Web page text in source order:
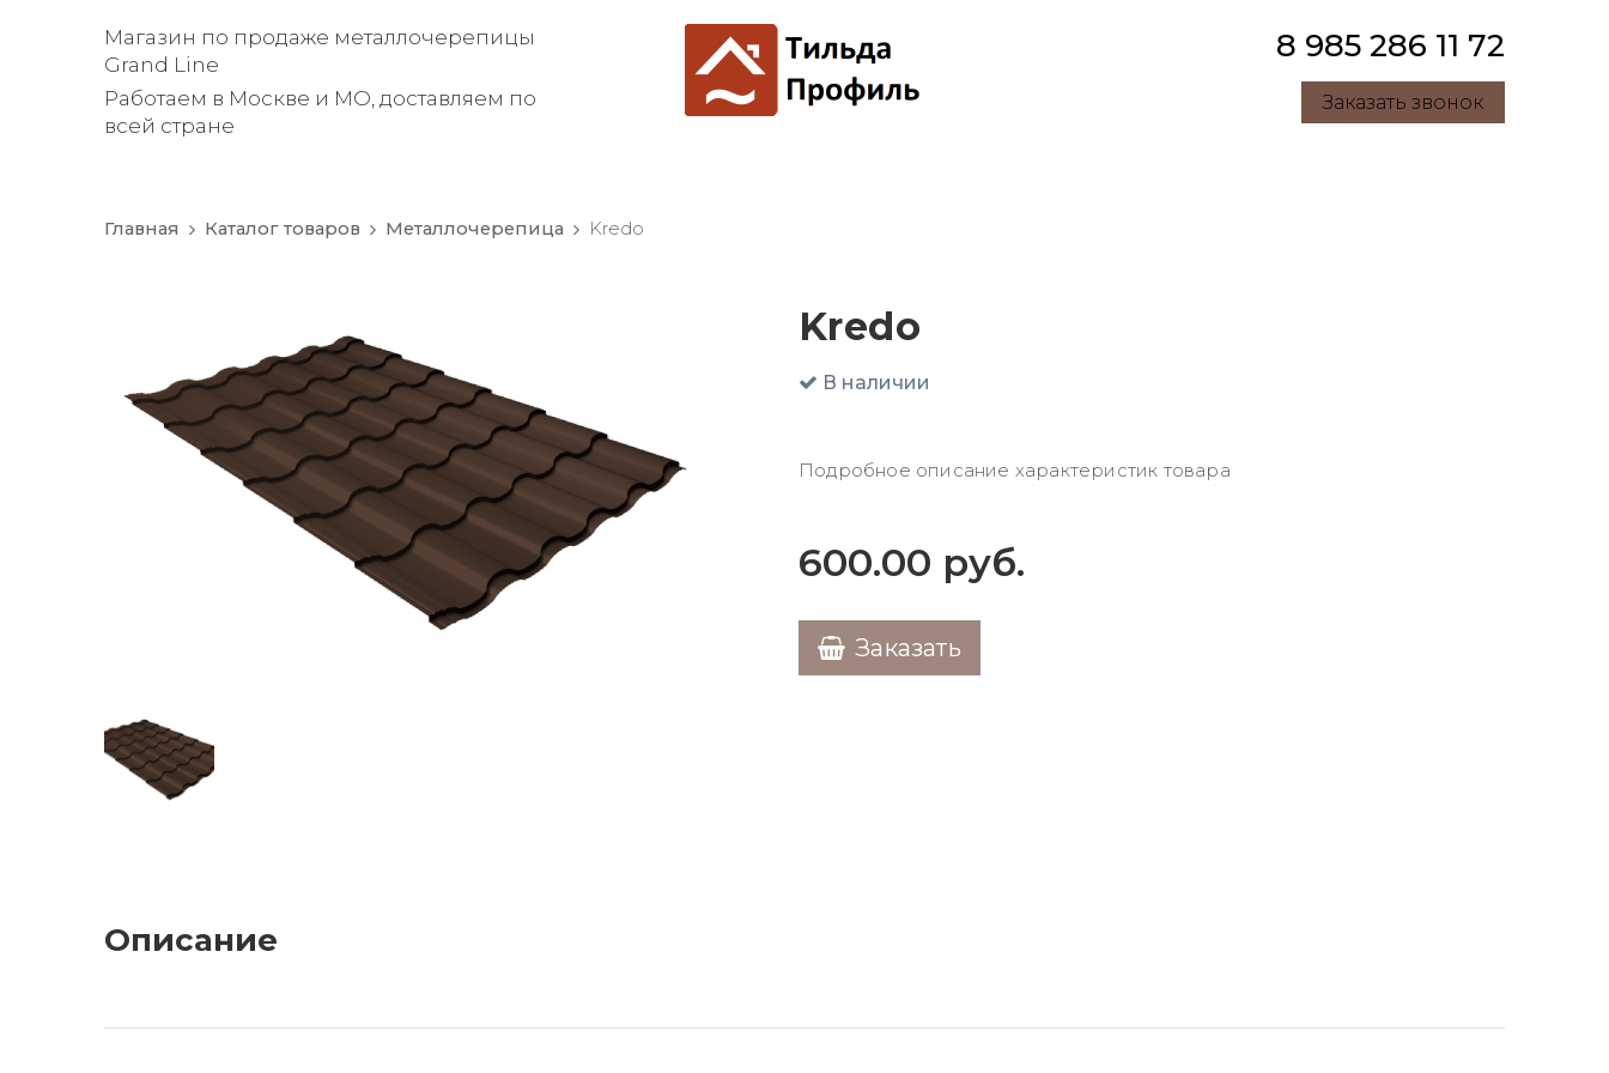
Магазин по продаже металлочерепицы
Grand Line
Работаем в Москве и МО, доставляем по
всей стране
8 985 286 11 72
Заказать звонок
Главная Каталог товаров Металлочерепица Kredo
Kredo
В наличии
Подробное описание характеристик товара
600.00 руб.
Заказать
Описание